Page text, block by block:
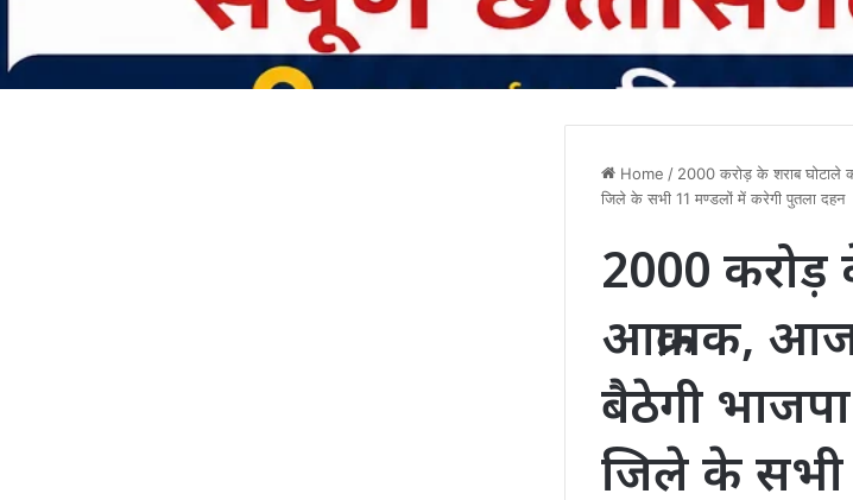
Home / 2000 करोड़ के शराब घोटाले
जिले के सभी 11 मण्डलों में करेगी पुतला दहन
2000 करोड़
आक्रामक,
बैठेगी
जिले के सभी